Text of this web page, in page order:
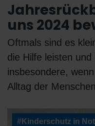
uns 2024
Oftmals sind es
die Hilfe leisten
insbesondere,
Alltag der
#Kinderschutz in